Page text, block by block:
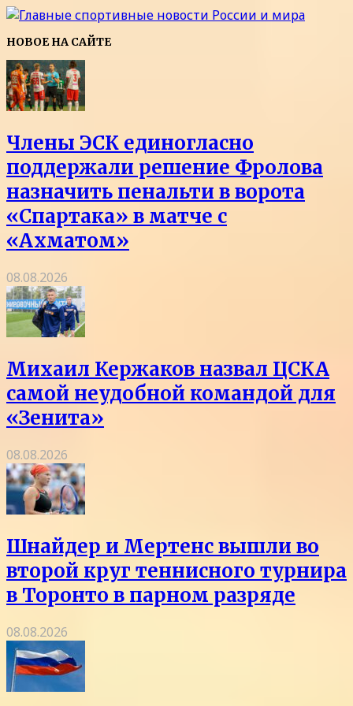
НОВОЕ НА САЙТЕ
Члены ЭСК единогласно
поддержали решение Фролова
назначить пенальти в ворота
«Спартака» в матче с
«Ахматом»
08.08.2026
Михаил Кержаков назвал ЦСКА
самой неудобной командой для
«Зенита»
08.08.2026
Шнайдер и Мертенс вышли во
второй круг теннисного турнира
в Торонто в парном разряде
08.08.2026